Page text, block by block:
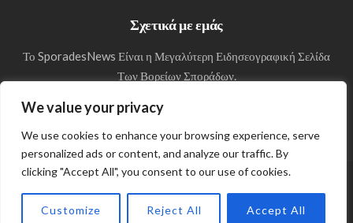
We value your privacy
We use cookies to enhance your browsing experience, serve
personalized ads or content, and analyze our traffic. By
clicking "Accept All", you consent to our use of cookies.
Customize Reject All Accept All
Σχετικά με εμάς
Το SporadesNews Είναι η Μεγαλύτερη Ειδησεογραφική Σελίδα
Των Βορείων Σποράδων.
© Copyright 2024 SporadesNews
Πολιτική απορρήτου